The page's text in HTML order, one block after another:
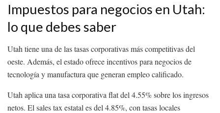
Impuestos para negocios en Utah:
lo que debes saber
Utah tiene una de las tasas corporativas más competitivas del
oeste. Además, el estado ofrece incentivos para negocios de
tecnología y manufactura que generan empleo calificado.
Utah aplica una tasa corporativa flat del 4.55% sobre los ingresos
netos. El sales tax estatal es del 4.85%, con tasas locales